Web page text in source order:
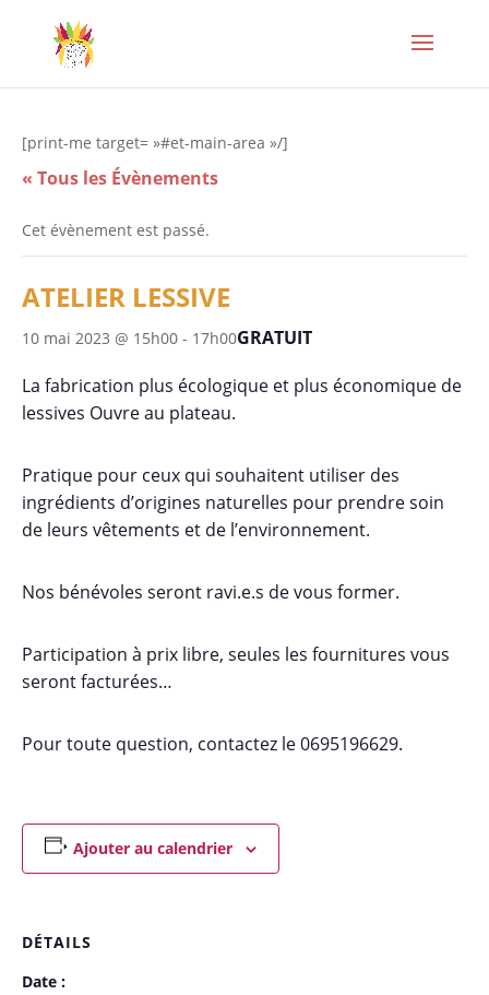
[print-me target= »#et-main-area »/]
« Tous les Évènements
Cet évènement est passé.
ATELIER LESSIVE
10 mai 2023 @ 15h00 - 17h00GRATUIT
La fabrication plus écologique et plus économique de
lessives Ouvre au plateau.
Pratique pour ceux qui souhaitent utiliser des
ingrédients d’origines naturelles pour prendre soin
de leurs vêtements et de l’environnement.
Nos bénévoles seront ravi.e.s de vous former.
Participation à prix libre, seules les fournitures vous
seront facturées…
Pour toute question, contactez le 0695196629.
Ajouter au calendrier
DÉTAILS
Date :